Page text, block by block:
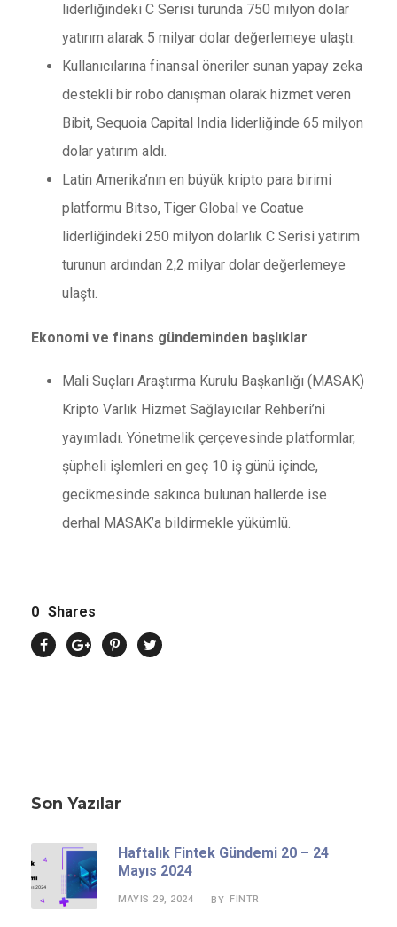
liderliğindeki C Serisi turunda 750 milyon dolar
yatırım alarak 5 milyar dolar değerlemeye ulaştı.
Kullanıcılarına finansal öneriler sunan yapay zeka
destekli bir robo danışman olarak hizmet veren
Bibit, Sequoia Capital India liderliğinde 65 milyon
dolar yatırım aldı.
Latin Amerika’nın en büyük kripto para birimi
platformu Bitso, Tiger Global ve Coatue
liderliğindeki 250 milyon dolarlık C Serisi yatırım
turunun ardından 2,2 milyar dolar değerlemeye
ulaştı.
Ekonomi ve finans gündeminden başlıklar
Mali Suçları Araştırma Kurulu Başkanlığı (MASAK)
Kripto Varlık Hizmet Sağlayıcılar Rehberi’ni
yayımladı. Yönetmelik çerçevesinde platformlar,
şüpheli işlemleri en geç 10 iş günü içinde,
gecikmesinde sakınca bulunan hallerde ise
derhal MASAK’a bildirmekle yükümlü.
0 Shares
Son Yazılar
Haftalık Fintek Gündemi 20 – 24
Mayıs 2024
MAYIS 29, 2024 BY FINTR